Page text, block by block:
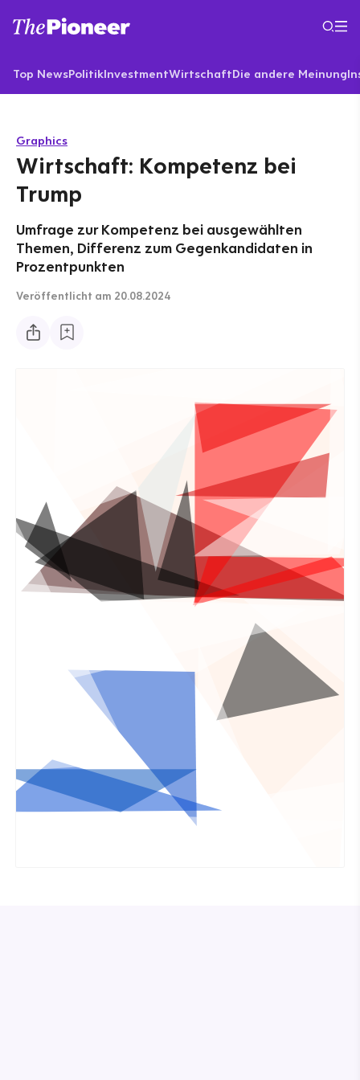
Top NewsPolitikInvestmentWirtschaftDie andere Meinung
Graphics
Wirtschaft: Kompetenz bei
Trump
Umfrage zur Kompetenz bei ausgewählten
Themen, Differenz zum Gegenkandidaten in
Prozentpunkten
Veröffentlicht am 20.08.2024